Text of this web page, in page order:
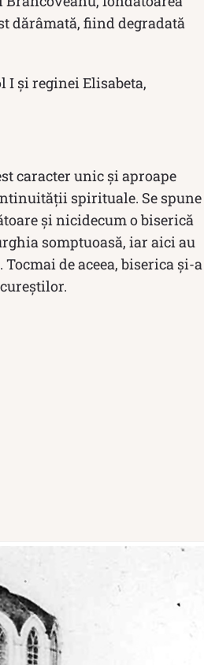
dărâmată, fiind degradată
și reginei Elisabeta,
caracter unic și aproape
spirituale. Se spune
și nicidecum o biserică
somptuoasă, iar aici au
de aceea, biserica și-a